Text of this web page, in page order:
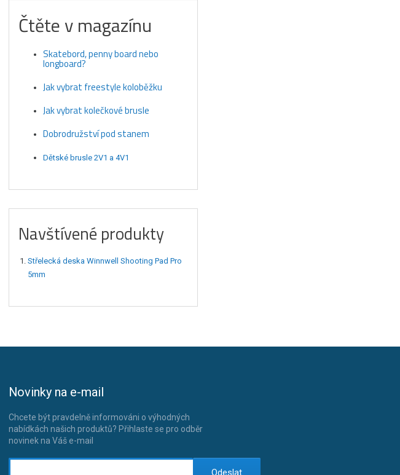
Čtěte v magazínu
Skatebord, penny board nebo
longboard?
Jak vybrat freestyle koloběžku
Jak vybrat kolečkové brusle
Dobrodružství pod stanem
Dětské brusle 2V1 a 4V1
Navštívené produkty
Střelecká deska Winnwell Shooting Pad Pro
5mm
Novinky na e-mail
Chcete být pravdelně informováni o výhodných
nabídkách našich produktů? Přihlaste se pro odběr
novinek na Váš e-mail
Odeslat